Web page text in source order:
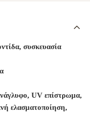
συσκευασία
UV επίστρωμα,
ελασματοποίηση,